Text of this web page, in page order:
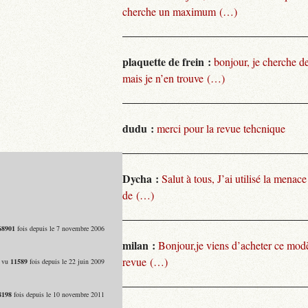
fois depuis le 7 novembre 2006
vu 11589fois depuis le 22 juin 2009
fois depuis le 10 novembre 2011
cherche un maximum (…)
plaquette de frein : bonjour, je cherche
mais je n’en trouve (…)
dudu : merci pour la revue tehcnique
Dycha : Salut à tous, J’ai utilisé la
de (…)
milan : Bonjour,je viens d’acheter ce
revue (…)